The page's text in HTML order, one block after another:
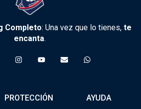
Completo: Una vez que lo tienes, te
encanta.
I
n
r
o
b
e
n
W
h
p
PROTECCIÓN AYUDA